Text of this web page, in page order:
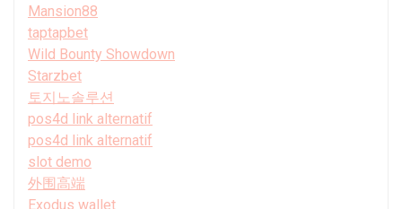
Mansion88
taptapbet
Wild Bounty Showdown
Starzbet
토지노솔루션
pos4d link alternatif
pos4d link alternatif
slot demo
外围高端
Exodus wallet